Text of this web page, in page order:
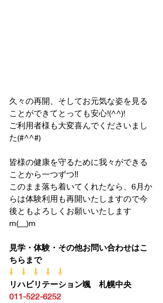
久々の再開、そしてお元気な姿を見る
ことができてとっても安心!(^^)!
ご利用者様も大変喜んでくださいまし
た(#^^#)
皆様の健康を守るために我々ができる
ことから一つずつ‼
このまま落ち着いてくれたなら、6月か
らは体験利用も再開いたしますので今
後ともよろしくお願いいたします
m(__)m
見学・体験・その他お問い合わせはこ
ちらまで
⇩　⇩　⇩　⇩　⇩
リハビリテーション颯　札幌中央
011-522-6252